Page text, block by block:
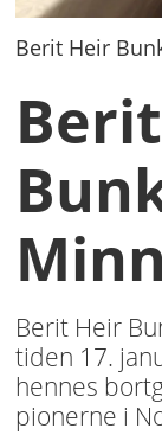
Berit Heir
Berit Heir
tiden 17.
hennes
pionerne i